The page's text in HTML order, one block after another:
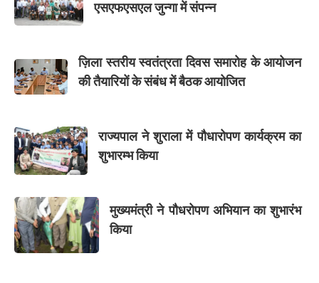
एसएफएसएल जुन्गा में संपन्न
ज़िला स्तरीय स्वतंत्रता दिवस समारोह के आयोजन
की तैयारियों के संबंध में बैठक आयोजित
राज्यपाल ने शुराला में पौधारोपण कार्यक्रम का
शुभारम्भ किया
मुख्यमंत्री ने पौधरोपण अभियान का शुभारंभ
किया